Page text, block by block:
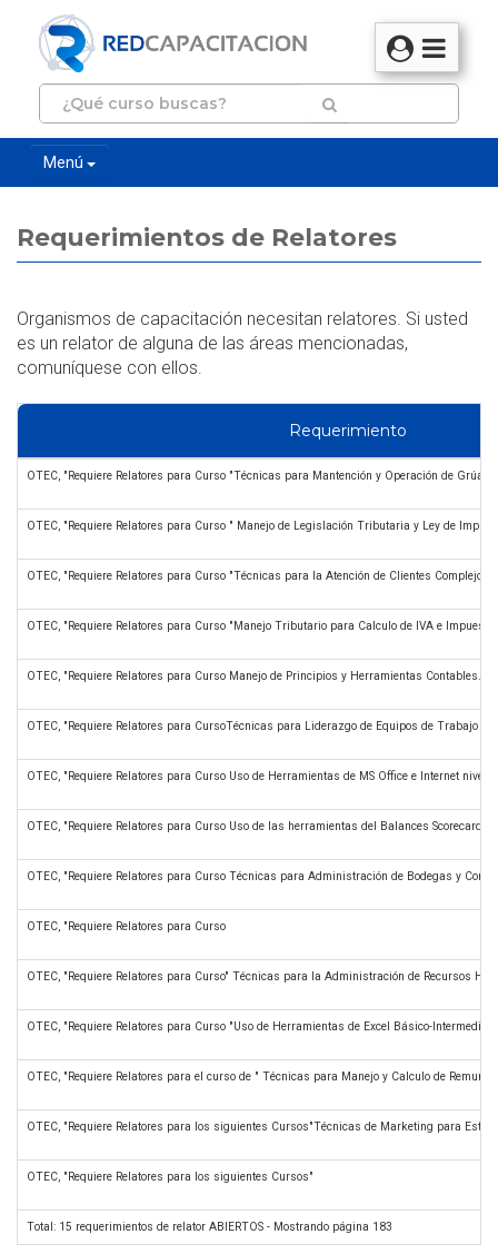
Menú
Requerimientos de Relatores
Organismos de capacitación necesitan relatores. Si usted
es un relator de alguna de las áreas mencionadas,
comuníquese con ellos.
Requerimiento
OTEC, "Requiere Relatores para Curso "Técnicas para Mantención y Operación de Grúa
OTEC, "Requiere Relatores para Curso " Manejo de Legislación Tributaria y Ley de
OTEC, "Requiere Relatores para Curso "Técnicas para la Atención de Clientes Complejos."
OTEC, "Requiere Relatores para Curso "Manejo Tributario para Calculo de IVA e Impuesto
OTEC, "Requiere Relatores para Curso Manejo de Principios y Herramientas Contables.
OTEC, "Requiere Relatores para CursoTécnicas para Liderazgo de Equipos de Trabajo
OTEC, "Requiere Relatores para Curso Uso de Herramientas de MS Office e Internet nivel
OTEC, "Requiere Relatores para Curso Uso de las herramientas del Balances Scorecard
OTEC, "Requiere Relatores para Curso Técnicas para Administración de Bodegas y
OTEC, "Requiere Relatores para Curso
OTEC, "Requiere Relatores para Curso" Técnicas para la Administración de Recursos
OTEC, "Requiere Relatores para Curso "Uso de Herramientas de Excel Básico-Intermedio
OTEC, "Requiere Relatores para el curso de " Técnicas para Manejo y Calculo de
OTEC, "Requiere Relatores para los siguientes Cursos"Técnicas de Marketing para
OTEC, "Requiere Relatores para los siguientes Cursos"
Total: 15 requerimientos de relator ABIERTOS - Mostrando página 183